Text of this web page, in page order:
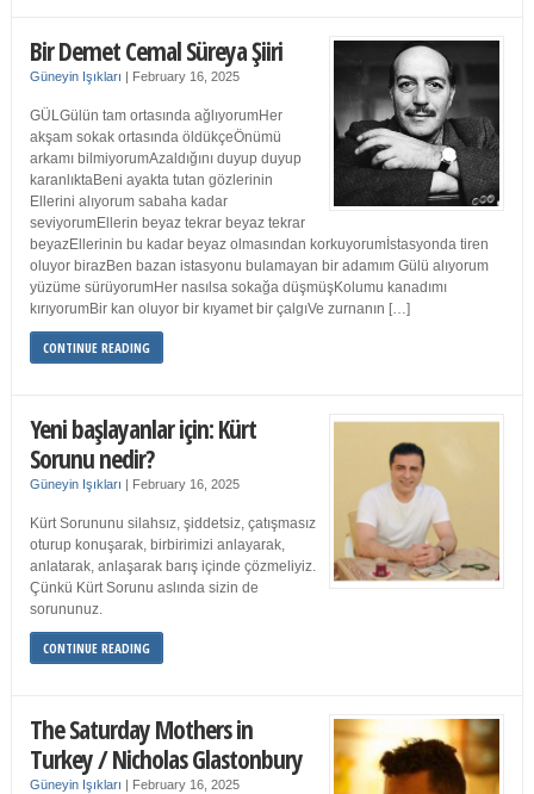
Bir Demet Cemal Süreya Şiiri
Güneyin Işıkları | February 16, 2025
GÜLGülün tam ortasında ağlıyorumHer
akşam sokak ortasında öldükçeÖnümü
arkamı bilmiyorumAzaldığını duyup duyup
karanlıktaBeni ayakta tutan gözlerinin
Ellerini alıyorum sabaha kadar
seviyorumEllerin beyaz tekrar beyaz tekrar
beyazEllerinin bu kadar beyaz olmasından korkuyorumİstasyonda tiren
oluyor birazBen bazan istasyonu bulamayan bir adamım Gülü alıyorum
yüzüme sürüyorumHer nasılsa sokağa düşmüşKolumu kanadımı
kırıyorumBir kan oluyor bir kıyamet bir çalgıVe zurnanın […]
CONTINUE READING
Yeni başlayanlar için: Kürt
Sorunu nedir?
Güneyin Işıkları | February 16, 2025
Kürt Sorununu silahsız, şiddetsiz, çatışmasız
oturup konuşarak, birbirimizi anlayarak,
anlatarak, anlaşarak barış içinde çözmeliyiz.
Çünkü Kürt Sorunu aslında sizin de
sorununuz.
CONTINUE READING
The Saturday Mothers in
Turkey / Nicholas Glastonbury
Güneyin Işıkları | February 16, 2025